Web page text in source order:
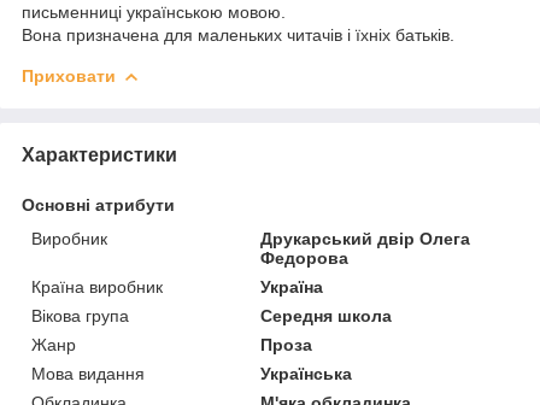
письменницi українською мовою.
Вона призначена для маленьких читачів і їхніх батьків.
Приховати
Характеристики
Основні атрибути
Виробник
Друкарський двір Олега
Федорова
Країна виробник
Україна
Вікова група
Середня школа
Жанр
Проза
Мова видання
Українська